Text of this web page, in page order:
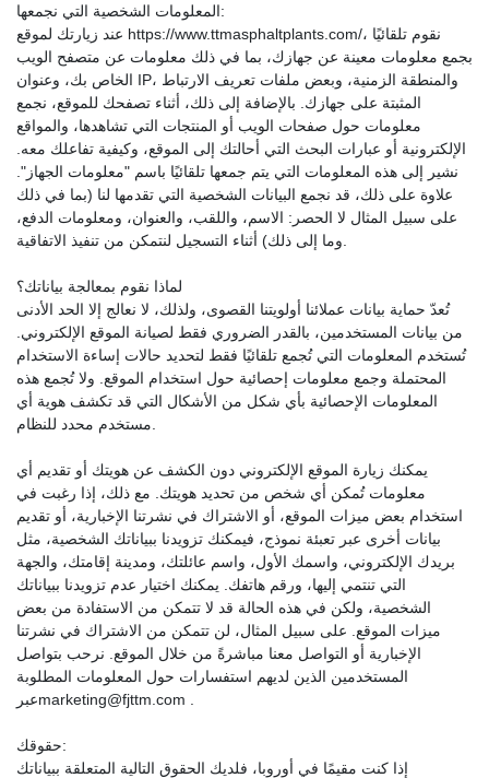
المعلومات الشخصية التي نجمعها:
عند زيارتك لموقع https://www.ttmasphaltplants.com/، نقوم تلقائيًا
بجمع معلومات معينة عن جهازك، بما في ذلك معلومات عن متصفح الويب
الخاص بك، وعنوان IP، والمنطقة الزمنية، وبعض ملفات تعريف الارتباط
المثبتة على جهازك. بالإضافة إلى ذلك، أثناء تصفحك للموقع، نجمع
معلومات حول صفحات الويب أو المنتجات التي تشاهدها، والمواقع
الإلكترونية أو عبارات البحث التي أحالتك إلى الموقع، وكيفية تفاعلك معه.
نشير إلى هذه المعلومات التي يتم جمعها تلقائيًا باسم "معلومات الجهاز".
علاوة على ذلك، قد نجمع البيانات الشخصية التي تقدمها لنا (بما في ذلك
على سبيل المثال لا الحصر: الاسم، واللقب، والعنوان، ومعلومات الدفع،
لماذا نقوم بمعالجة بياناتك؟
تُعدّ حماية بيانات عملائنا أولويتنا القصوى، ولذلك، لا نعالج إلا الحد الأدنى
من بيانات المستخدمين، بالقدر الضروري فقط لصيانة الموقع الإلكتروني.
تُستخدم المعلومات التي تُجمع تلقائيًا فقط لتحديد حالات إساءة الاستخدام
المحتملة وجمع معلومات إحصائية حول استخدام الموقع. ولا تُجمع هذه
المعلومات الإحصائية بأي شكل من الأشكال التي قد تكشف هوية أي
يمكنك زيارة الموقع الإلكتروني دون الكشف عن هويتك أو تقديم أي
معلومات تُمكن أي شخص من تحديد هويتك. مع ذلك، إذا رغبت في
استخدام بعض ميزات الموقع، أو الاشتراك في نشرتنا الإخبارية، أو تقديم
بيانات أخرى عبر تعبئة نموذج، فيمكنك تزويدنا ببياناتك الشخصية، مثل
بريدك الإلكتروني، واسمك الأول، واسم عائلتك، ومدينة إقامتك، والجهة
التي تنتمي إليها، ورقم هاتفك. يمكنك اختيار عدم تزويدنا ببياناتك
الشخصية، ولكن في هذه الحالة قد لا تتمكن من الاستفادة من بعض
ميزات الموقع. على سبيل المثال، لن تتمكن من الاشتراك في نشرتنا
الإخبارية أو التواصل معنا مباشرةً من خلال الموقع. نرحب بتواصل
المستخدمين الذين لديهم استفسارات حول المعلومات المطلوبة
عبرmarketing@fjttm.com .
حقوقك:
إذا كنت مقيمًا في أوروبا، فلديك الحقوق التالية المتعلقة ببياناتك